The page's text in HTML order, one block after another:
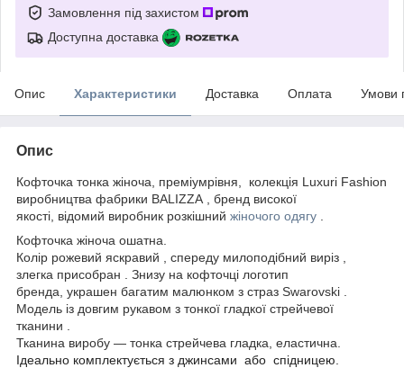
Замовлення під захистом
Доступна доставка
Опис Характеристики Доставка Оплата Умови
Опис
Кофточка тонка жіноча, преміумрівня, колекція Luxuri Fashion
виробництва фабрики BALIZZA , бренд високої
якості, відомий виробник розкішний жіночого одягу
Кофточка жіноча ошатна.
Колір рожевий яскравий , спереду милоподібний виріз ,
злегка присобран . Знизу на кофточці логотип
бренда, украшен багатим малюнком з страз Swarovski .
Модель із довгим рукавом з тонкої гладкої стрейчевої
тканини .
Тканина виробу — тонка стрейчева гладка, еластична.
Ідеально комплектується з джинсами або спідницею.